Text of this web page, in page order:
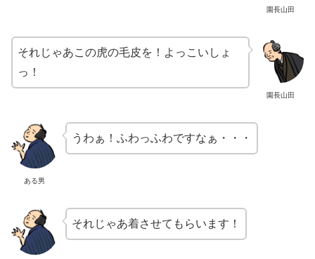
園長山田
園長山田
それじゃあこの虎の毛皮を！よっこいしょ
っ！
ある男
うわぁ！ふわっふわですなぁ・・・
それじゃあ着させてもらいます！